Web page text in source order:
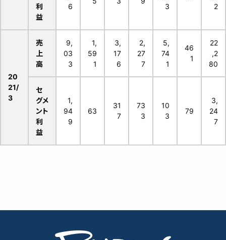
利
益
6
3
2
20
21/
3
売
上
高
9,
03
3
1,
59
1
3,
17
6
2,
27
7
5,
74
1
46
1
22
,2
80
セ
グメ
ント
利
益
1,
94
9
63
31
7
73
3
10
3
79
3,
24
7